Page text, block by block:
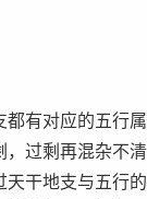
对应的五行
过剩再混杂不
干地支与五行